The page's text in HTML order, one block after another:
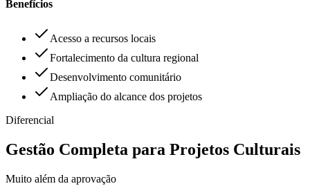
Benefícios
Acesso a recursos locais
Fortalecimento da cultura regional
Desenvolvimento comunitário
Ampliação do alcance dos projetos
Diferencial
Gestão Completa para Projetos Culturais
Muito além da aprovação